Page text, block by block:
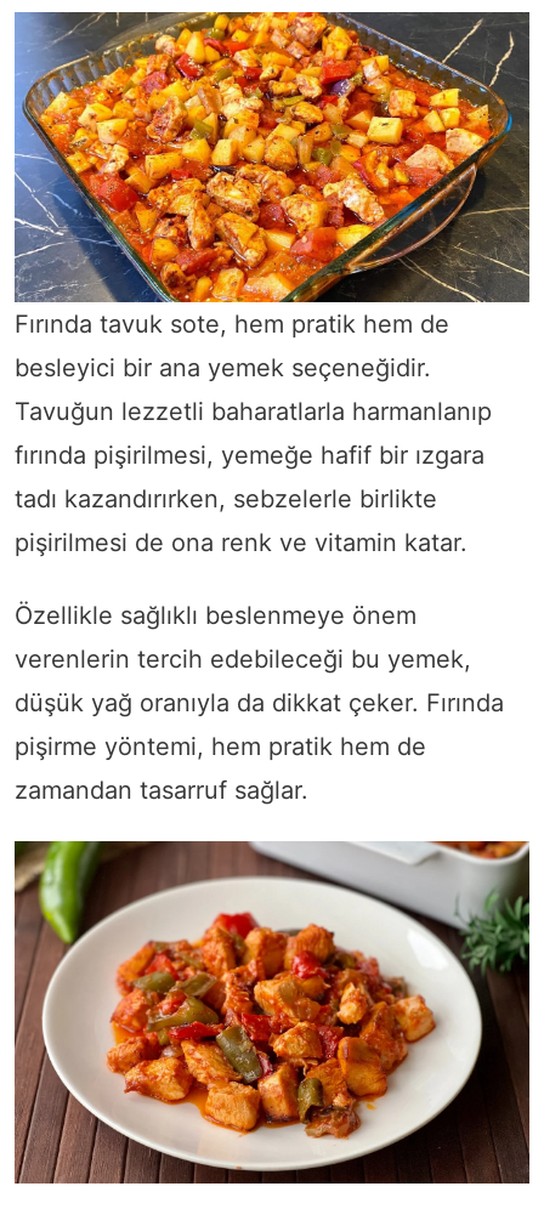
Fırında tavuk sote, hem pratik hem de
besleyici bir ana yemek seçeneğidir.
Tavuğun lezzetli baharatlarla harmanlanıp
fırında pişirilmesi, yemeğe hafif bir ızgara
tadı kazandırırken, sebzelerle birlikte
pişirilmesi de ona renk ve vitamin katar.
Özellikle sağlıklı beslenmeye önem
verenlerin tercih edebileceği bu yemek,
düşük yağ oranıyla da dikkat çeker. Fırında
pişirme yöntemi, hem pratik hem de
zamandan tasarruf sağlar.